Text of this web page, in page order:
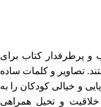
و پرطرفدار کتاب برای
تصاویر و کلمات ساده
و خیالی کودکان را به
و تخیل همراهی